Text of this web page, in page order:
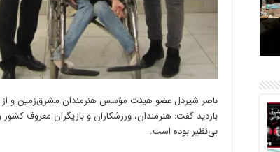
ناصر شیردل عضو هیئت مؤسس هنرمندان مشرق‌زمین و از
بازدید گفت: هنرمندان، ورزشکاران و بازیگران معروف
بی‌نظیر بوده است.